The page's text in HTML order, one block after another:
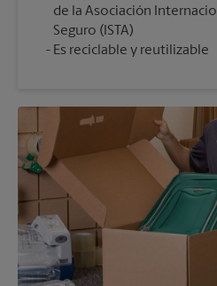
de la Asociación
Seguro (ISTA)
Es reciclable y reutilizable